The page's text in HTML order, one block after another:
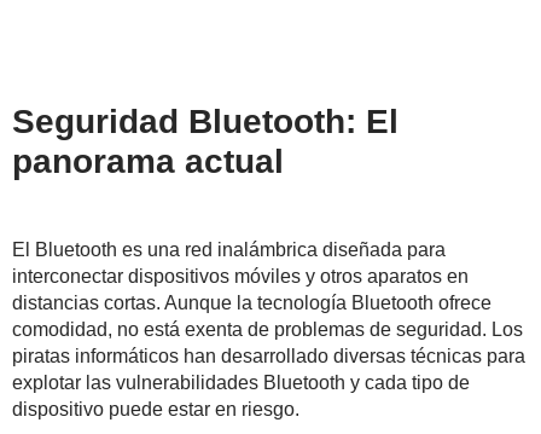
Seguridad Bluetooth: El
panorama actual
El Bluetooth es una red inalámbrica diseñada para
interconectar dispositivos móviles y otros aparatos en
distancias cortas. Aunque la tecnología Bluetooth ofrece
comodidad, no está exenta de problemas de seguridad. Los
piratas informáticos han desarrollado diversas técnicas para
explotar las vulnerabilidades Bluetooth y cada tipo de
dispositivo puede estar en riesgo.